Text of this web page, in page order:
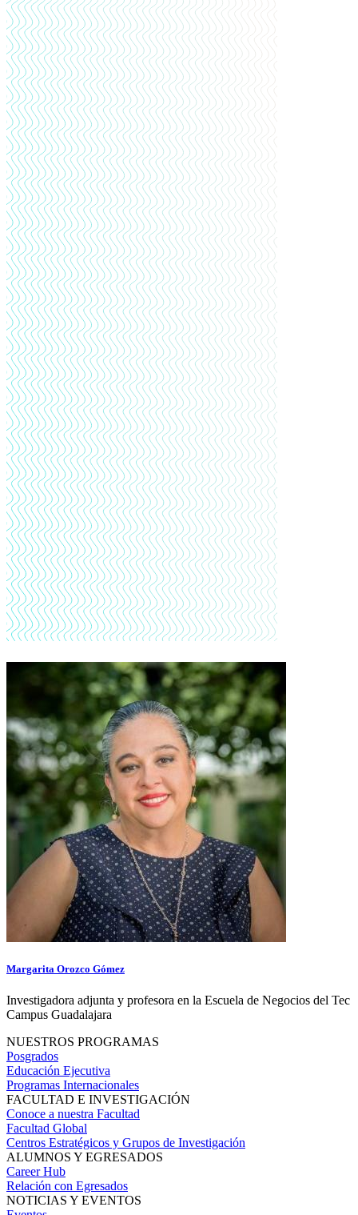
Margarita Orozco Gómez
Investigadora adjunta y profesora en la Escuela de Negocios del Tec
Campus Guadalajara
NUESTROS PROGRAMAS
Posgrados
Educación Ejecutiva
Programas Internacionales
FACULTAD E INVESTIGACIÓN
Conoce a nuestra Facultad
Facultad Global
Centros Estratégicos y Grupos de Investigación
ALUMNOS Y EGRESADOS
Career Hub
Relación con Egresados
NOTICIAS Y EVENTOS